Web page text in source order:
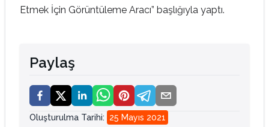
Etmek İçin Görüntüleme Aracı” başlığıyla yaptı.
Paylaş
Oluşturulma Tarihi: 25 Mayıs 2021